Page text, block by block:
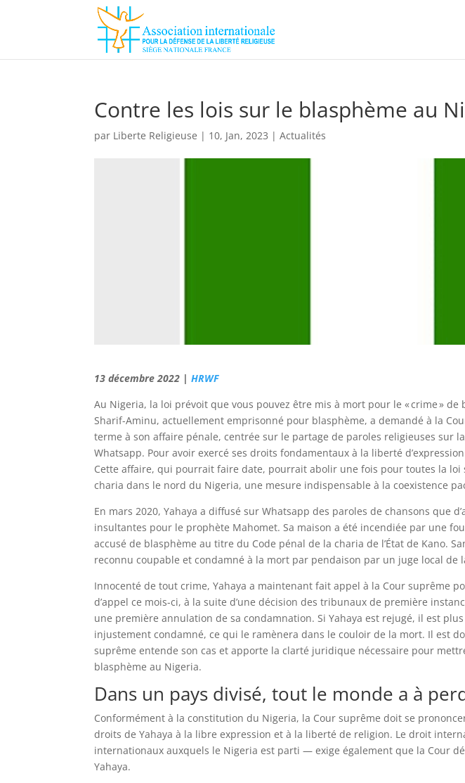
Contre les lois sur le blasphème au
par Liberte Religieuse | 10, Jan, 2023 |Actualités
13 décembre 2022 |HRWF
Au Nigeria, la loi prévoit que vous pouvez être mis à mort pour le « crime » de
Sharif-Aminu, actuellement emprisonné pour blasphème, a demandé à la
terme à son affaire pénale, centrée sur le partage de paroles religieuses sur
Whatsapp. Pour avoir exercé ses droits fondamentaux à la liberté
Cette affaire, qui pourrait faire date, pourrait abolir une fois pour toutes la loi
charia dans le nord du Nigeria, une mesure indispensable à la coexistence
En mars 2020, Yahaya a diffusé sur Whatsapp des paroles de chansons que
insultantes pour le prophète Mahomet. Sa maison a été incendiée par une
accusé de blasphème au titre du Code pénal de la charia de l’État de Kano.
reconnu coupable et condamné à la mort par pendaison par un juge local de
Innocenté de tout crime, Yahaya a maintenant fait appel à la Cour suprême
d’appel ce mois-ci, à la suite d’une décision des tribunaux de première
une première annulation de sa condamnation. Si Yahaya est rejugé, il est
injustement condamné, ce qui le ramènera dans le couloir de la mort. Il est
suprême entende son cas et apporte la clarté juridique nécessaire pour
blasphème au Nigeria.
Dans un pays divisé, tout le monde a à
Conformément à la constitution du Nigeria, la Cour suprême doit se
droits de Yahaya à la libre expression et à la liberté de religion. Le droit
internationaux auxquels le Nigeria est parti — exige également que la Cour
Yahaya.